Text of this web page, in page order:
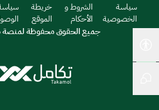
سياسة
الخصوصية
الشروط و
الأحكام
خريطة
الموقع
جميع الحقوق محفوظة لمنصة